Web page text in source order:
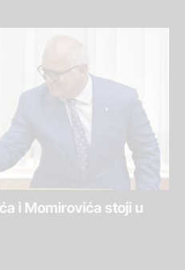
i Momirovića stoji u